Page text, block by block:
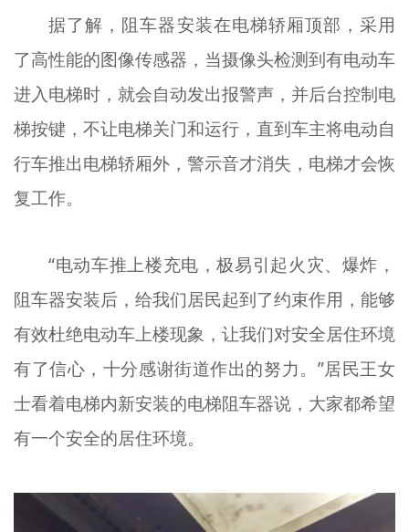
资料库
+
据了解，阻车器安装在电梯轿厢顶部，采用
了高性能的图像传感器，当摄像头检测到有电动车
进入电梯时，就会自动发出报警声，并后台控制电
梯按键，不让电梯关门和运行，直到车主将电动自
行车推出电梯轿厢外，警示音才消失，电梯才会恢
复工作。
“电动车推上楼充电，极易引起火灾、爆炸，
阻车器安装后，给我们居民起到了约束作用，能够
有效杜绝电动车上楼现象，让我们对安全居住环境
有了信心，十分感谢街道作出的努力。”居民王女
士看着电梯内新安装的电梯阻车器说，大家都希望
有一个安全的居住环境。